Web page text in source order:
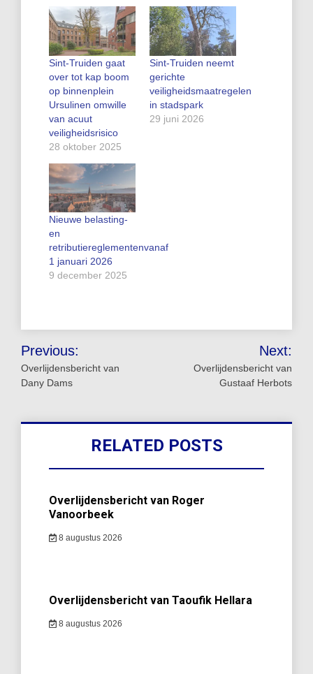
Sint-Truiden gaat
over tot kap boom
op binnenplein
Ursulinen omwille
van acuut
veiligheidsrisico
28 oktober 2025
Sint‑Truiden neemt
gerichte
veiligheidsmaatregelen
in stadspark
29 juni 2026
Nieuwe belasting-
en
retributiereglementenvanaf
1 januari 2026
9 december 2025
Bericht
navigatie
Previous:
Overlijdensbericht van
Dany Dams
Next:
Overlijdensbericht van
Gustaaf Herbots
RELATED POSTS
Overlijdensbericht van Roger
Vanoorbeek
8 augustus 2026
Overlijdensbericht van Taoufik Hellara
8 augustus 2026